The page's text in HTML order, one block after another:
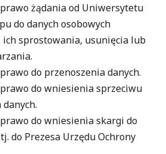
żądania od Uniwersytetu
do danych osobowych
ich sprostowania, usunięcia lub
do przenoszenia danych.
do wniesienia sprzeciwu
do wniesienia skargi do
do Prezesa Urzędu Ochrony